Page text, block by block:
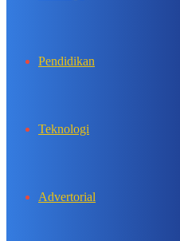
Pendidikan
Teknologi
Advertorial